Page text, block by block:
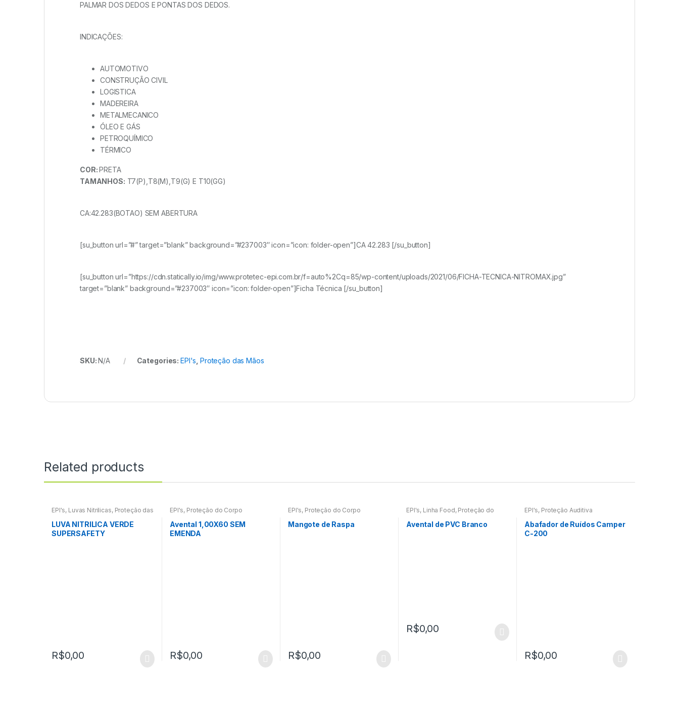
PALMAR DOS DEDOS E PONTAS DOS DEDOS.
INDICAÇÕES:
AUTOMOTIVO
CONSTRUÇÃO CIVIL
LOGISTICA
MADEREIRA
METALMECANICO
ÓLEO E GÁS
PETROQUÍMICO
TÉRMICO
COR:PRETA
TAMANHOS: T7(P),T8(M),T9(G) E T10(GG)
CA:42.283(BOTAO) SEM ABERTURA
[su_button url=”#” target=”blank” background=”#237003″ icon=”icon: folder-open”]CA 42.283 [/su_button]
[su_button url=”https://cdn.statically.io/img/www.protetec-epi.com.br/f=auto%2Cq=85/wp-content/uploads/2021/06/FICHA-TECNICA-NITROMAX.jpg”
target=”blank” background=”#237003″ icon=”icon: folder-open”]Ficha Técnica [/su_button]
SKU:N/A Categories: EPI's Proteção das Mãos
Related products
EPI's, Luvas Nitrilicas, Proteção das
LUVA NITRILICA VERDE
SUPERSAFETY
R$0,00
EPI's, Proteção do Corpo
Avental 1,00X60 SEM
EMENDA
R$0,00
EPI's, Proteção do Corpo
Mangote de Raspa
R$0,00
EPI's, Linha Food, Proteção do
Avental de PVC Branco
R$0,00
EPI's, Proteção Auditiva
Abafador de Ruídos Camper
C-200
R$0,00